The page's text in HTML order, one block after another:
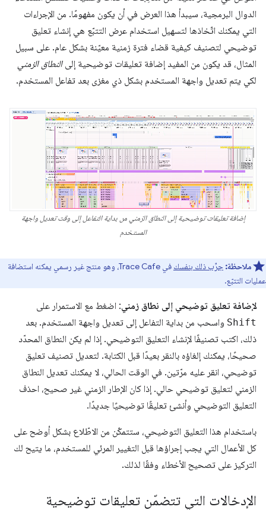
الدوال البرمجية، سيبدأ هذا العرض في أن يكون مفهومًا. من الإجراءات
التي يمكنك اتّخاذها لتسهيل استخدام عرض التتبّع هي إنشاء تعليق
توضيحي لتصنيف كيفية قضاء فترة زمنية معيّنة بشكل عام. على سبيل
المثال، قد يكون من المفيد إضافة تعليقات توضيحية إلىالنطاق الزمني
لكي يتم تعديل واجهة المستخدم بشكل ذي مغزى بعد تفاعل المستخدم.
إضافة تعليقات توضيحية إلى النطاق الزمني من بداية التفاعل إلى وقت تعديل واجهة
المستخدم
ملاحظة: جرِّب ذلك بنفسك
في Trace Cafe، وهو منتج غير رسمي يمكنه استضافة
عمليات التتبّع.
لإضافة تعليق توضيحي إلى نطاق زمني: اضغط مع الاستمرار على
Shift واسحب من بداية التفاعل إلى تعديل واجهة المستخدم. بعد
ذلك، اكتب تصنيفًا لإنشاء التعليق التوضيحي. إذا لم يكن النطاق المحدّد
صحيحًا، يمكنك إلغاؤه بالنقر بعيدًا قبل الكتابة. لتعديل تصنيف تعليق
توضيحي، انقر عليه مرّتين. في الوقت الحالي، لا يمكنك تعديل النطاق
الزمني لتعليق توضيحي حالي. إذا كان الإطار الزمني غير صحيح، احذف
التعليق التوضيحي وأنشئ تعليقًا توضيحيًا جديدًا.
باستخدام هذا التعليق التوضيحي، ستتمكّن من الاطّلاع بشكل أوضح على
كل الأعمال التي يجب إجراؤها قبل التغيير المرئي للمستخدم، ما يتيح لك
التركيز على تصحيح الأخطاء وفقًا لذلك.
الإدخالات التي تتضمّن تعليقات توضيحية